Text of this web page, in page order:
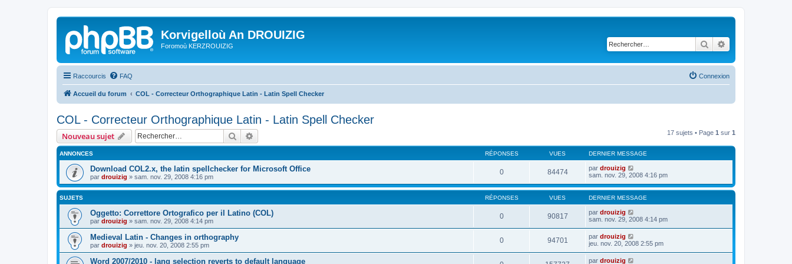
Korvigelloù An DROUIZIG
Foromoù KERZROUIZIG Rechercher
Raccourcis FAQ Connexion
Accueil du forum COL - Correcteur Orthographique Latin - Latin Spell Checker
COL - Correcteur Orthographique Latin - Latin Spell Checker
Nouveau sujet Rechercher 17 sujets • Page 1 sur 1
ANNONCES RÉPONSES VUES DERNIER MESSAGE
Download COL2.x, the latin spellchecker for Microsoft Office
par drouizig » sam. nov. 29, 2008 4:16 pm
0 84474 par drouizig
sam. nov. 29, 2008 4:16 pm
SUJETS RÉPONSES VUES DERNIER MESSAGE
Oggetto: Correttore Ortografico per il Latino (COL)
par drouizig » sam. nov. 29, 2008 4:14 pm
0 90817 par drouizig
sam. nov. 29, 2008 4:14 pm
Medieval Latin - Changes in orthography
par drouizig » jeu. nov. 20, 2008 2:55 pm
0 94701 par drouizig
jeu. nov. 20, 2008 2:55 pm
Word 2007/2010 - lang selection reverts to default language par drouizig